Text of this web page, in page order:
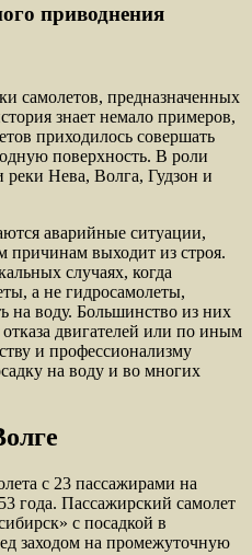
приводнения
самолетов, предназначенных
знает немало примеров,
приходилось совершать
поверхность. В роли
Нева, Волга, Гудзон и
аварийные ситуации,
причинам выходит из строя.
случаях, когда
а не гидросамолеты,
на воду. Большинство из них
двигателей или по иным
и профессионализму
на воду и во многих
с 23 пассажирами на
года. Пассажирский самолет
с посадкой в
заходом на промежуточную